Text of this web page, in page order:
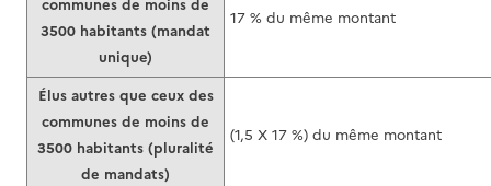
communes de moins de
3500 habitants (mandat
unique)
17 % du même montant
Élus autres que ceux des
communes de moins de
3500 habitants (pluralité
de mandats)
(1,5 X 17 %) du même montant